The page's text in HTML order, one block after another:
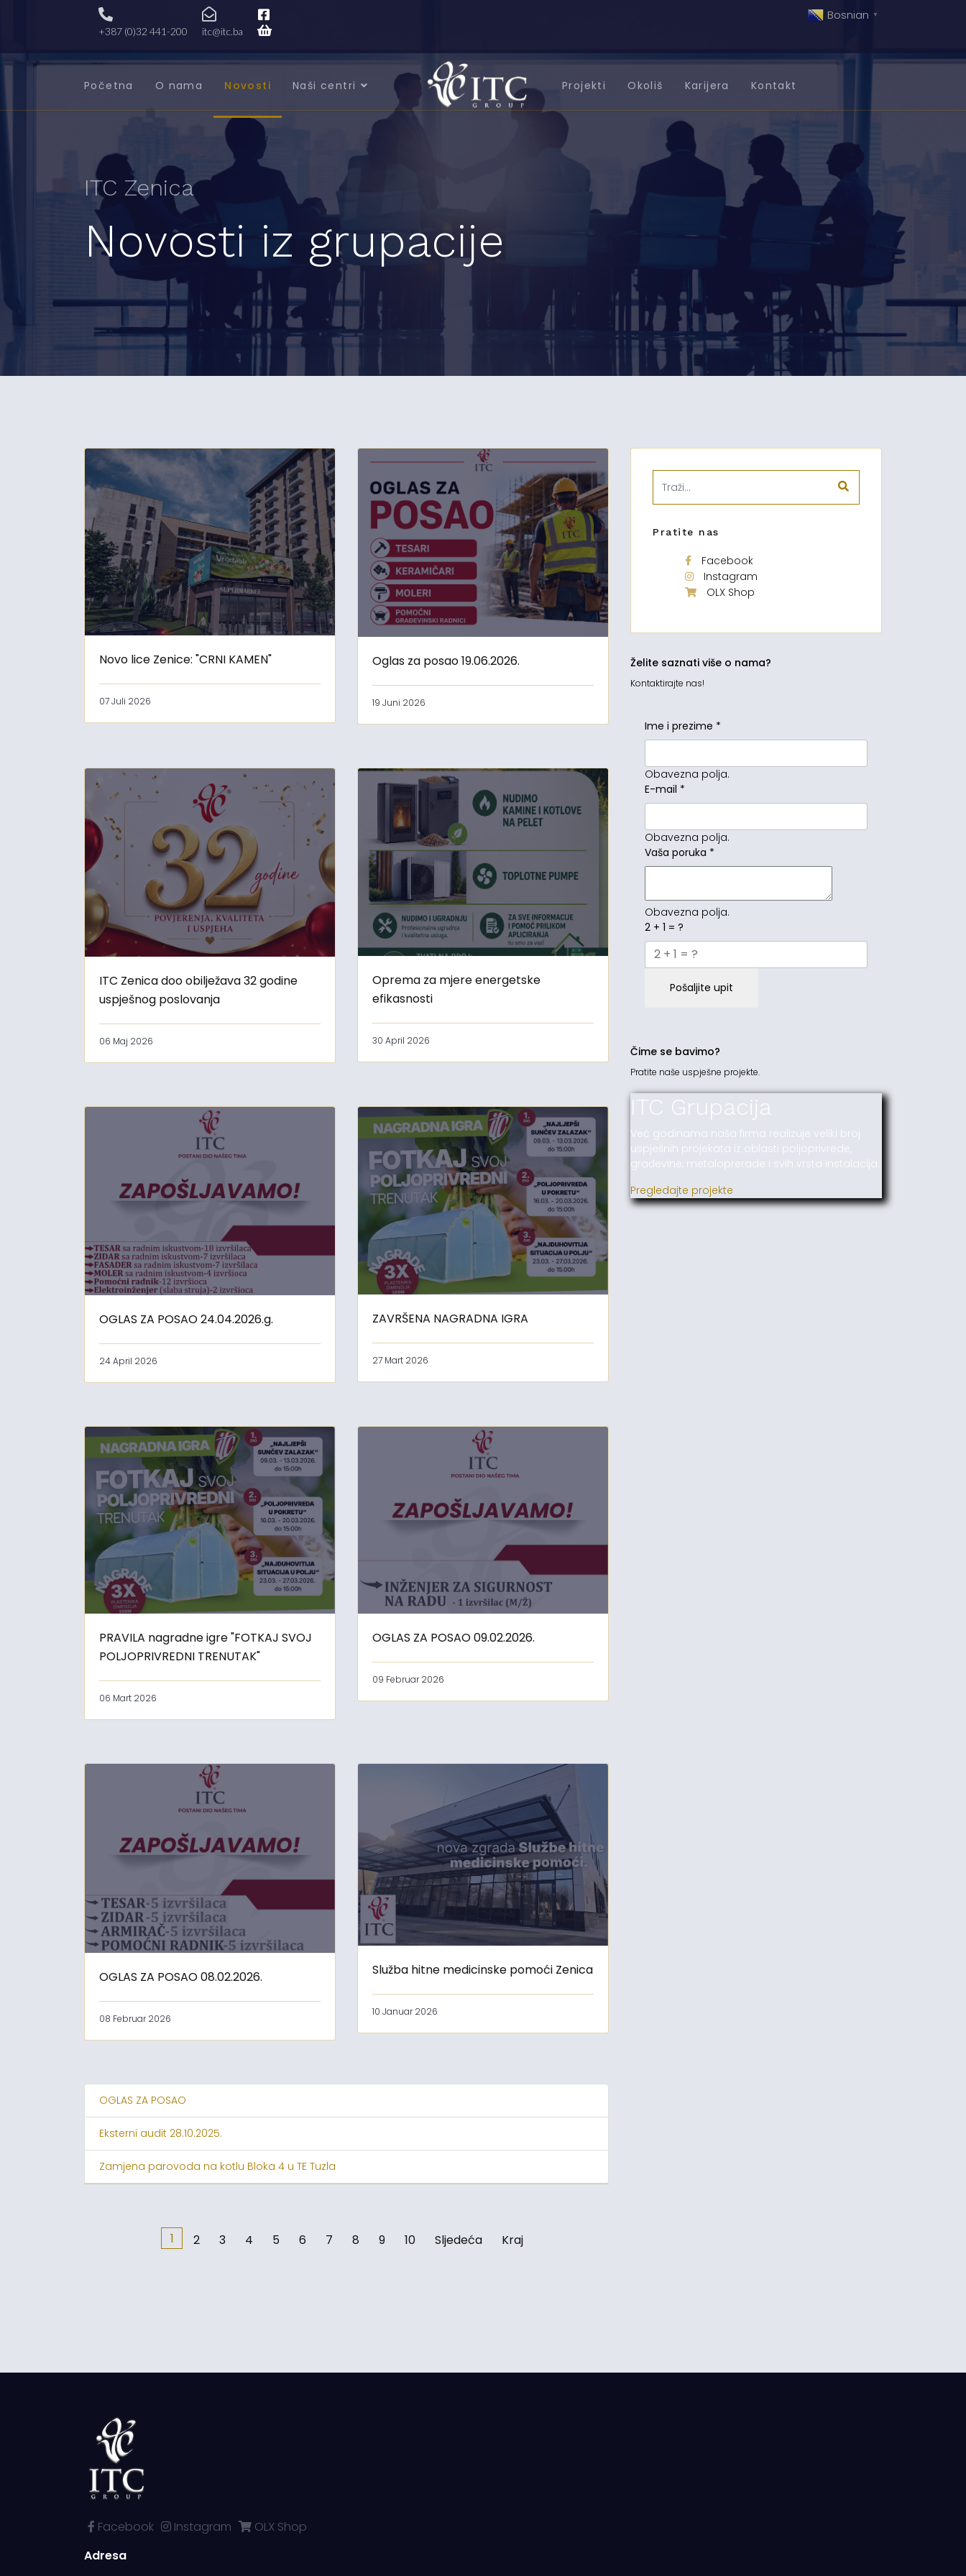
+387 (0)32 441-200 itc@itc.ba
Bosnian ▼
Početna O nama Novosti Naši centri Projekti Okoliš Karijera Kontakt
ITC Zenica
Novosti iz grupacije
Novo lice Zenice: "CRNI KAMEN"
07 Juli 2026
Oglas za posao 19.06.2026.
19 Juni 2026
ITC Zenica doo obilježava 32 godine
uspješnog poslovanja
06 Maj 2026
Oprema za mjere energetske
efikasnosti
30 April 2026
OGLAS ZA POSAO 24.04.2026.g.
24 April 2026
ZAVRŠENA NAGRADNA IGRA
27 Mart 2026
PRAVILA nagradne igre "FOTKAJ SVOJ
POLJOPRIVREDNI TRENUTAK"
06 Mart 2026
OGLAS ZA POSAO 09.02.2026.
09 Februar 2026
OGLAS ZA POSAO 08.02.2026.
08 Februar 2026
Služba hitne medicinske pomoći Zenica
10 Januar 2026
OGLAS ZA POSAO
Eksterni audit 28.10.2025.
Zamjena parovoda na kotlu Bloka 4 u TE Tuzla
1 2 3 4 5 6 7 8 9 10 Sljedeća Kraj
Pratite nas
Facebook
Instagram
OLX Shop
Želite saznati više o nama?
Kontaktirajte nas!
Ime i prezime *
Obavezna polja.
E-mail *
Obavezna polja.
Vaša poruka *
Obavezna polja.
2 + 1 = ?
Pošaljite upit
Čime se bavimo?
Pratite naše uspješne projekte.
ITC Grupacija
Već godinama naša firma realizuje veliki broj
uspješnih projekata iz oblasti poljoprivrede,
građevine, metaloprerade i svih vrsta instalacija.
Pregledajte projekte
Facebook Instagram
OLX Shop
Adresa